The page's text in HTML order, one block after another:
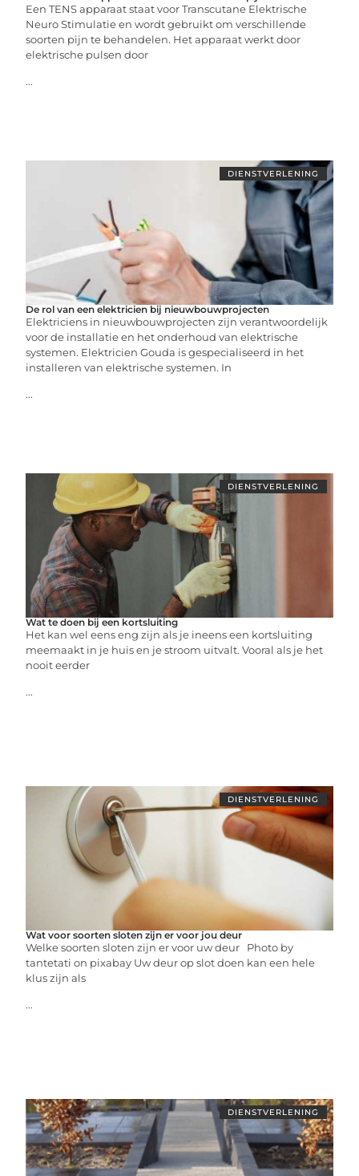
Een TENS apparaat staat voor Transcutane Elektrische
Neuro Stimulatie en wordt gebruikt om verschillende
soorten pijn te behandelen. Het apparaat werkt door
elektrische pulsen door
...
DIENSTVERLENING
De rol van een elektricien bij nieuwbouwprojecten
Elektriciens in nieuwbouwprojecten zijn verantwoordelijk
voor de installatie en het onderhoud van elektrische
systemen. Elektricien Gouda is gespecialiseerd in het
installeren van elektrische systemen. In
...
DIENSTVERLENING
Wat te doen bij een kortsluiting
Het kan wel eens eng zijn als je ineens een kortsluiting
meemaakt in je huis en je stroom uitvalt. Vooral als je het
nooit eerder
...
DIENSTVERLENING
Wat voor soorten sloten zijn er voor jou deur
Welke soorten sloten zijn er voor uw deur ‍Photo by
tantetati on pixabay Uw deur op slot doen kan een hele
klus zijn als
...
DIENSTVERLENING